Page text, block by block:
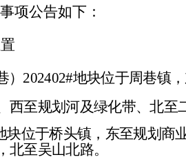
项公告如下：
202402#地块位于周巷镇，
西至规划河及绿化带、北至
块位于桥头镇， 东至规划商
至吴山北路。